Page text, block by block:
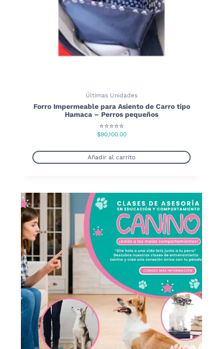
Últimas Unidades
Forro Impermeable para Asiento de Carro tipo
Hamaca – Perros pequeños
⭐⭐⭐⭐⭐
$90,100.00
Añadir al carrito